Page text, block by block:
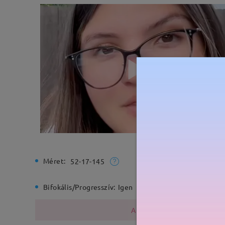
Méret: 52-17-145 Teljes
Bifokális/Progresszív: Igen
A fémszerkezet nikkelt